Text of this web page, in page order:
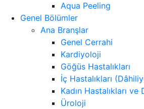
Aqua Peeling
Genel Bölümler
Ana Branşlar
Genel Cerrahi
Kardiyoloji
Göğüs Hastalıkları
İç Hastalıkları
Kadın Hastalıkları ve
Üroloji